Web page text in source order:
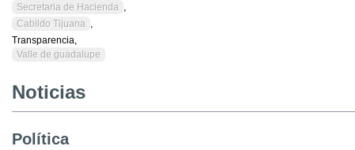
Secretaria de Hacienda ,
Cabildo Tijuana ,
Transparencia,
Valle de guadalupe
Noticias
Política